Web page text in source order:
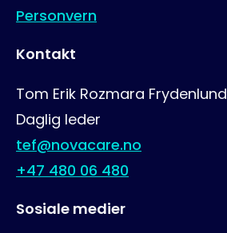
Personvern
Kontakt
Tom Erik Rozmara Frydenlund
Daglig leder
tef@novacare.no
+47 480 06 480
Sosiale medier